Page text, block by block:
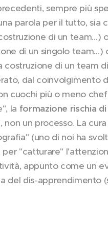
sempre più
parola per il tutto, sia
di un team…)
di un singolo team…)
di un team
dal coinvolgimento
cuochi più o meno
la formazione rischia
, non un processo. La
(uno di noi ha
"catturare"
appunto come un
del dis-apprendimento